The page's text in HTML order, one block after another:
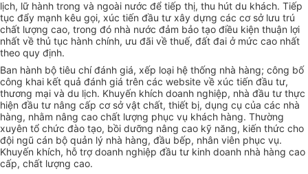
lịch, lữ hành trong và ngoài nước để tiếp thị, thu hút du khách. Tiếp
tục đẩy mạnh kêu gọi, xúc tiến đầu tư xây dựng các cơ sở lưu trú
chất lượng cao, trong đó nhà nước đảm bảo tạo điều kiện thuận lợi
nhất về thủ tục hành chính, ưu đãi về thuế, đất đai ở mức cao nhất
theo quy định.
Ban hành bộ tiêu chí đánh giá, xếp loại hệ thống nhà hàng; công bố
công khai kết quả đánh giá trên các website về xúc tiến đầu tư,
thương mại và du lịch. Khuyến khích doanh nghiệp, nhà đầu tư thực
hiện đầu tư nâng cấp cơ sở vật chất, thiết bị, dụng cụ của các nhà
hàng, nhằm nâng cao chất lượng phục vụ khách hàng. Thường
xuyên tổ chức đào tạo, bồi dưỡng nâng cao kỹ năng, kiến thức cho
đội ngũ cán bộ quản lý nhà hàng, đầu bếp, nhân viên phục vụ.
Khuyến khích, hỗ trợ doanh nghiệp đầu tư kinh doanh nhà hàng cao
cấp, chất lượng cao.